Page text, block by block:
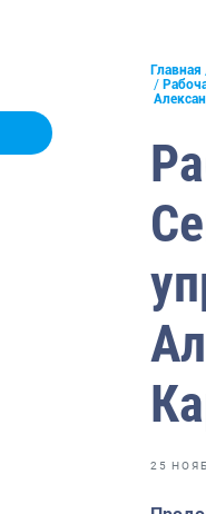
Отраслевые СМИ
Выставки и
Рыбоохрана России
Большая африканская
События в России и мире
Главная
25